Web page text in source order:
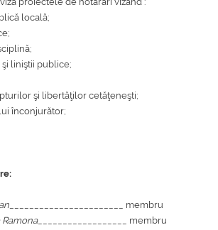
locală;
liniştii publice;
şi libertăţilor cetăţeneşti;
înconjurător;
_______________________ membru
__________________ membru